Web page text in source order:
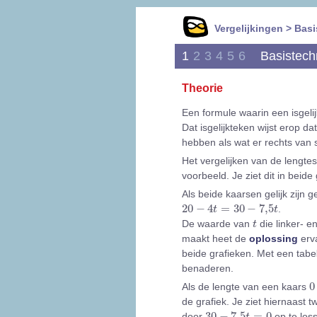
Vergelijkingen >
1 2 3 4 5 6
Theorie
Een formule waarin een
Dat isgelijkteken wijst erop
hebben als wat er rechts van
Het vergelijken van de
voorbeeld. Je ziet dit in beide
Als beide kaarsen gelijk zijn
20 − 4t = 30 − 7,5t
20 =30 7,5
De waarde van t
t die linker-
maakt heet de oplossing
beide grafieken. Met een
benaderen.
Als de lengte van een kaars 0
0
de grafiek. Je ziet hiernaast
30 7,5 t=